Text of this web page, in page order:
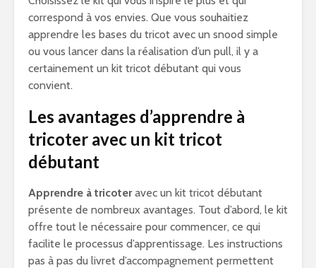
correspond à vos envies. Que vous souhaitiez
apprendre les bases du tricot avec un snood simple
ou vous lancer dans la réalisation d’un pull, il y a
certainement un kit tricot débutant qui vous
convient.
Les avantages d’apprendre à
tricoter avec un kit tricot
débutant
Apprendre à tricoteravec un kit tricot débutant
présente de nombreux avantages. Tout d’abord, le kit
offre tout le nécessaire pour commencer, ce qui
facilite le processus d’apprentissage. Les instructions
pas à pas du livret d’accompagnement permettent